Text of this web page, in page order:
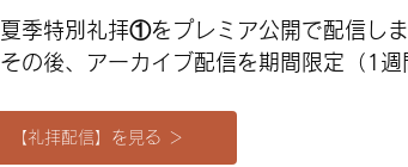
夏季特別礼拝①をプレミア公開で配信し
その後、アーカイブ配信を期間限定（1週
【礼拝配信】を見る ＞